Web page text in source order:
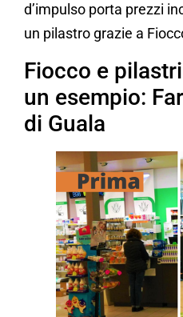
d’impulso porta prezzi
un pilastro grazie a
Fiocco e
un esempio:
di Guala